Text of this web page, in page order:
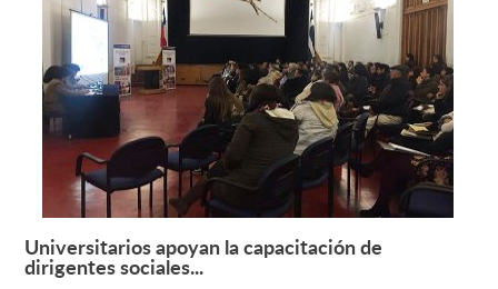
Leer más +
Universitarios apoyan la capacitación de
dirigentes sociales...